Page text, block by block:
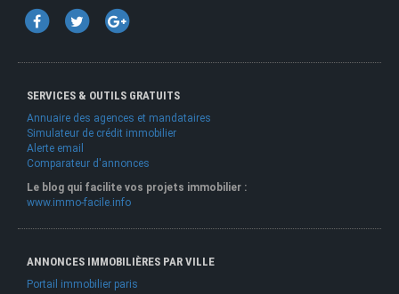
SERVICES & OUTILS GRATUITS
Annuaire des agences et mandataires
Simulateur de crédit immobilier
Alerte email
Comparateur d'annonces
Le blog qui facilite vos projets immobilier :
www.immo-facile.info
ANNONCES IMMOBILIÈRES PAR VILLE
Portail immobilier paris